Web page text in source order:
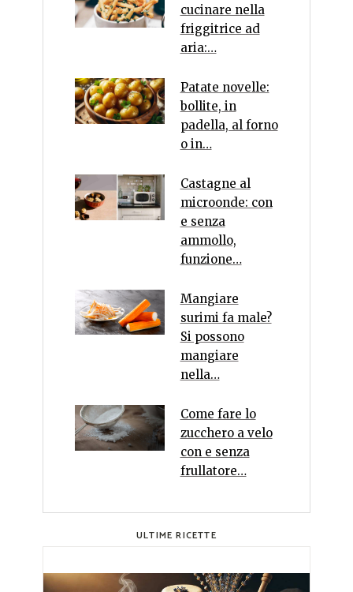
cucinare nella
friggitrice ad
aria:…
Patate novelle:
bollite, in
padella, al forno
o in…
Castagne al
microonde: con
e senza
ammollo,
funzione…
Mangiare
surimi fa male?
Si possono
mangiare
nella…
Come fare lo
zucchero a velo
con e senza
frullatore…
ULTIME RICETTE